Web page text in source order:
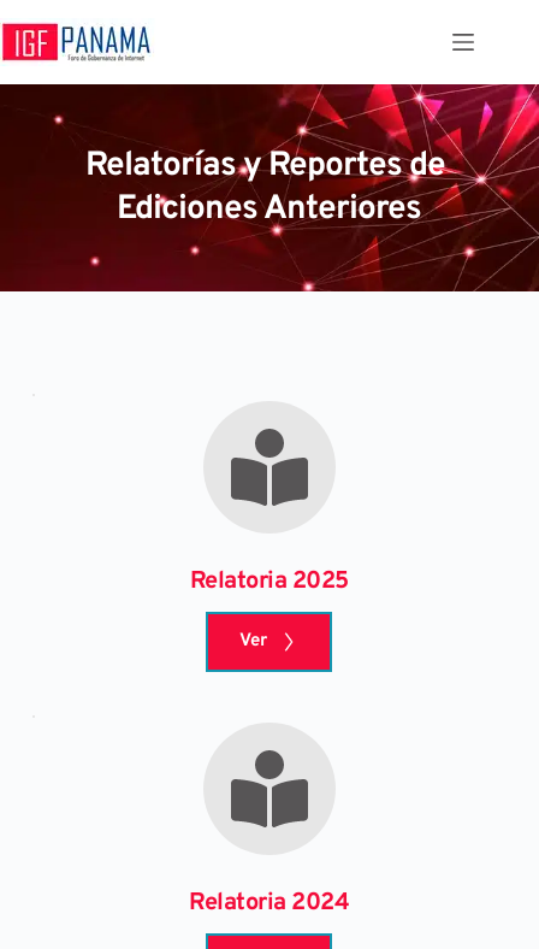
al
contenido
Relatorías y Reportes de
Ediciones Anteriores
Relatoria 2025
Ver
Relatoria 2024